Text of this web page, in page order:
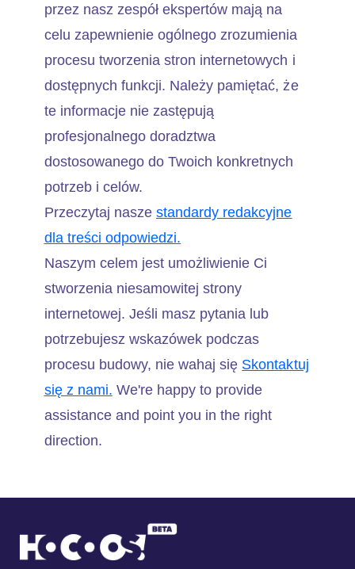
przez nasz zespół ekspertów mają na
celu zapewnienie ogólnego zrozumienia
procesu tworzenia stron internetowych i
dostępnych funkcji. Należy pamiętać, że
te informacje nie zastępują
profesjonalnego doradztwa
dostosowanego do Twoich konkretnych
potrzeb i celów.
Przeczytaj nasze standardy redakcyjne
dla treści odpowiedzi.
Naszym celem jest umożliwienie Ci
stworzenia niesamowitej strony
internetowej. Jeśli masz pytania lub
potrzebujesz wskazówek podczas
procesu budowy, nie wahaj się Skontaktuj
się z nami. We're happy to provide
assistance and point you in the right
direction.